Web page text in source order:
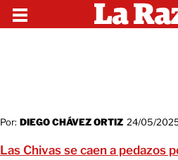
Por: DIEGO CHÁVEZ ORTIZ 24/05/
Las Chivas se caen a pedazos